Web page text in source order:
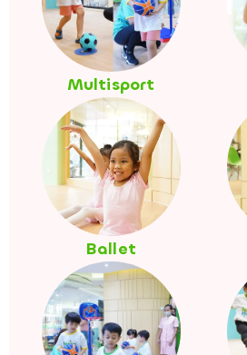
Multisport
Ballet